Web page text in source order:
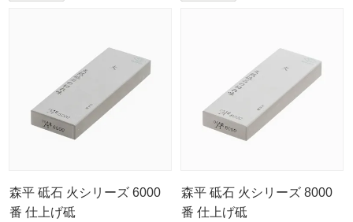
森平 砥石 火シリーズ 6000
番 仕上げ砥
森平 砥石 火シリーズ 8000
番 仕上げ砥